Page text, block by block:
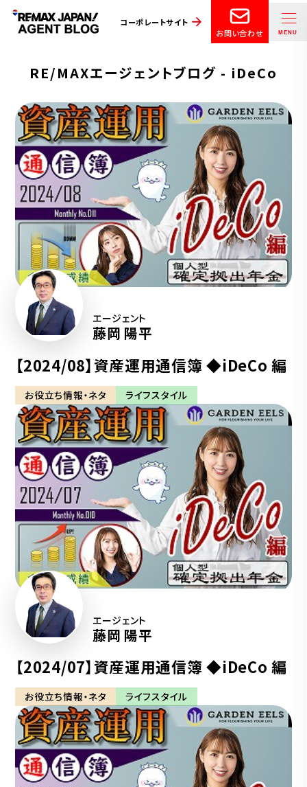
コーポレートサイト
お問い合わせ
RE/MAXエージェントブログ - iDeCo
エージェント
藤岡 陽平
【2024/08】資産運用通信簿 ◆iDeCo 編
お役立ち情報・ネタ ライフスタイル
エージェント
藤岡 陽平
【2024/07】資産運用通信簿 ◆iDeCo 編
お役立ち情報・ネタ ライフスタイル